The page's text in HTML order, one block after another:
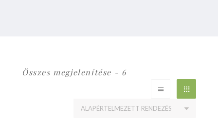
Összes megjelenítése - 6